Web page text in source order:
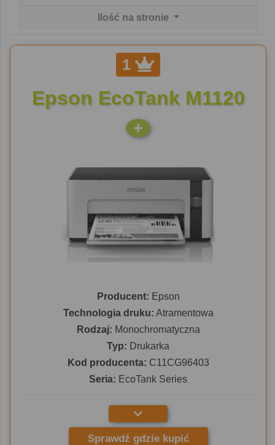
Ilość na stronie
1
Epson EcoTank M1120
Producent: Epson
Technologia druku: Atramentowa
Rodzaj: Monochromatyczna
Typ: Drukarka
Kod producenta: C11CG96403
Seria: EcoTank Series
Sprawdź gdzie kupić